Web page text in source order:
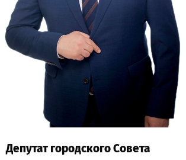
Депутат городского Совета